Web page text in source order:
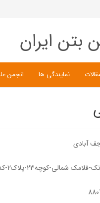
بتن ایران
نمایندگی ها انجمن
آبادی
پلاک2-کدپستی1467813981